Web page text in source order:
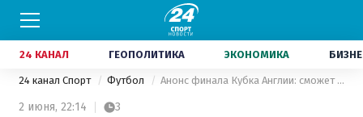
24 КАНАЛ ГЕОПОЛИТИКА ЭКОНОМИКА
24 канал Спорт Футбол Анонс финала Кубка Англии: сможет ли Манчестер Юнайтед помешать Манчестер Сити на пути к треблу
2 июня, 22:14 3